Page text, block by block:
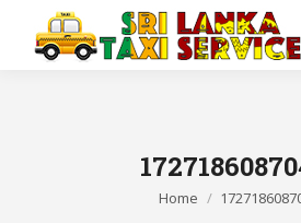
You are here:
Home